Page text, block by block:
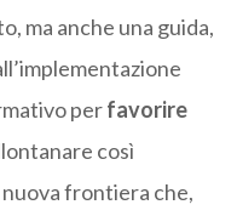
ma anche una guida,
perfavorire
così
frontiera che,